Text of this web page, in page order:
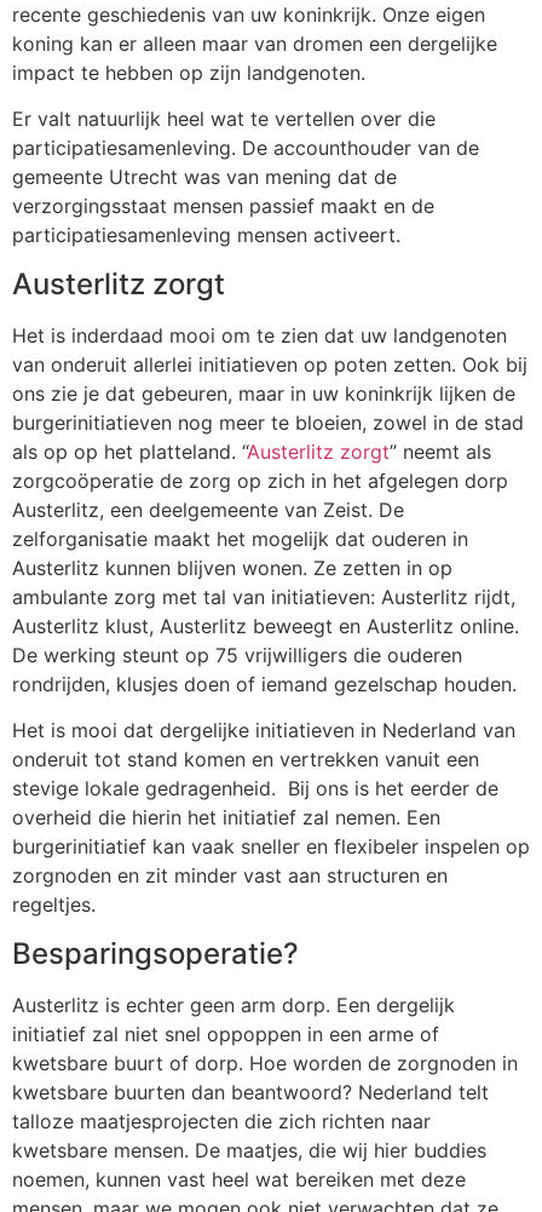
recente geschiedenis van uw koninkrijk. Onze eigen
koning kan er alleen maar van dromen een dergelijke
impact te hebben op zijn landgenoten.
Er valt natuurlijk heel wat te vertellen over die
participatiesamenleving. De accounthouder van de
gemeente Utrecht was van mening dat de
verzorgingsstaat mensen passief maakt en de
participatiesamenleving mensen activeert.
Austerlitz zorgt
Het is inderdaad mooi om te zien dat uw landgenoten
van onderuit allerlei initiatieven op poten zetten. Ook bij
ons zie je dat gebeuren, maar in uw koninkrijk lijken de
burgerinitiatieven nog meer te bloeien, zowel in de stad
als op op het platteland. “Austerlitz zorgt” neemt als
zorgcoöperatie de zorg op zich in het afgelegen dorp
Austerlitz, een deelgemeente van Zeist. De
zelforganisatie maakt het mogelijk dat ouderen in
Austerlitz kunnen blijven wonen. Ze zetten in op
ambulante zorg met tal van initiatieven: Austerlitz rijdt,
Austerlitz klust, Austerlitz beweegt en Austerlitz online.
De werking steunt op 75 vrijwilligers die ouderen
rondrijden, klusjes doen of iemand gezelschap houden.
Het is mooi dat dergelijke initiatieven in Nederland van
onderuit tot stand komen en vertrekken vanuit een
stevige lokale gedragenheid. Bij ons is het eerder de
overheid die hierin het initiatief zal nemen. Een
burgerinitiatief kan vaak sneller en flexibeler inspelen op
zorgnoden en zit minder vast aan structuren en
regeltjes.
Besparingsoperatie?
Austerlitz is echter geen arm dorp. Een dergelijk
initiatief zal niet snel oppoppen in een arme of
kwetsbare buurt of dorp. Hoe worden de zorgnoden in
kwetsbare buurten dan beantwoord? Nederland telt
talloze maatjesprojecten die zich richten naar
kwetsbare mensen. De maatjes, die wij hier buddies
noemen, kunnen vast heel wat bereiken met deze